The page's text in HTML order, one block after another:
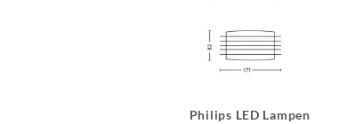
Philips LED Lampen